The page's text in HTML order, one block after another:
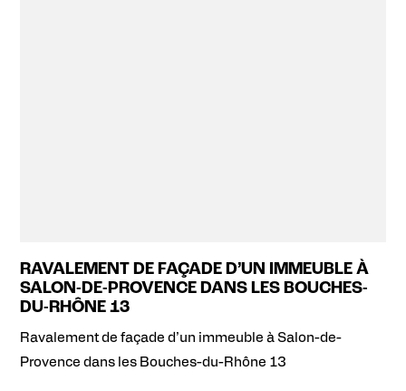
RAVALEMENT DE FAÇADE D’UN IMMEUBLE À
SALON-DE-PROVENCE DANS LES BOUCHES-
DU-RHÔNE 13
Ravalement de façade d’un immeuble à Salon-de-
Provence dans les Bouches-du-Rhône 13